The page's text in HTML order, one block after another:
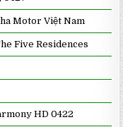
Motor Việt Nam
Five Residences
HD 0422